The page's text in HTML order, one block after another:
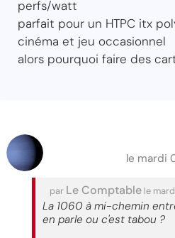
perfs/watt
parfait pour un HTPC itx
cinéma et jeu occasionnel
alors pourquoi faire des
le mardi
par Le Comptable le
La 1060 à mi-chemin
en parle ou c'est tabou ?